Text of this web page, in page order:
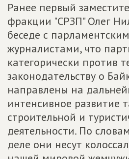
Ранее первый
фракции "СРЗП" Олег
беседе с
журналистами, что
категорически против
законодательству о
направлены на
интенсивное развитие
строительной и
деятельности. По
деле они несут